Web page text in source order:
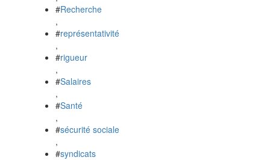
#Recherche
,
#représentativité
,
#rigueur
,
#Salaires
,
#Santé
,
#sécurité sociale
,
#syndicats